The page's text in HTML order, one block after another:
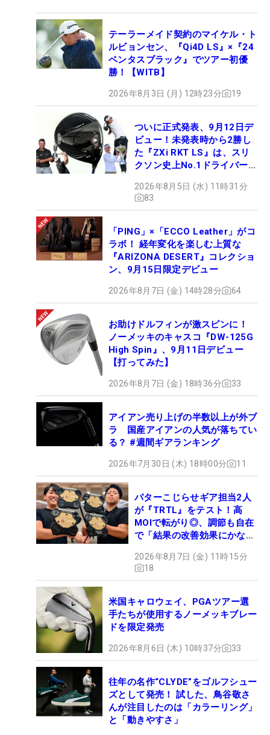
テーラーメイド契約のマイケル・ト
ルビョンセン、『Qi4D LS』×『24
ベンタスブラック』でツアー初優
勝！【WITB】
2026年8月3日 (月) 12時23分 19
ついに正式発表、9月12日デ
ビュー！未発表時から2勝し
た『ZXi RKT LS』は、スリ
クソン史上No.1ドライバー!?
2026年8月5日 (水) 11時31分
83
「PING」×「ECCO Leather」がコ
ラボ！ 経年変化を楽しむ上質な
『ARIZONA DESERT』コレクショ
ン、9月15日限定デビュー
2026年8月7日 (金) 14時28分 64
お助けドルフィンが激スピンに！
ノーメッキのキャスコ『DW-125G
High Spin』、9月11日デビュー
【打ってみた】
2026年8月7日 (金) 18時36分 33
アイアン売り上げの半数以上が外ブ
ラ 国産アイアンの人気が落ちてい
る？ #週間ギアランキング
2026年7月30日 (木) 18時00分 11
パターこじらせギア担当2人
が『TRTL』をテスト！高
MOIで転がり◎、調節も自在
で「結果の改善効果にかなり
2026年8月7日 (金) 11時15分
18
米国キャロウェイ、PGAツアー選
手たちが使用するノーメッキブレー
ドを限定発売
2026年8月6日 (木) 10時37分 33
往年の名作“CLYDE”をゴルフシュー
ズとして発売！ 試した、鳥谷敬さ
んが注目したのは「カラーリング」
と「動きやすさ」